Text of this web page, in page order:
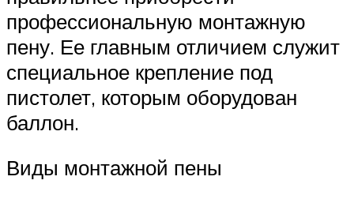
профессиональную монтажную
пену. Ее главным отличием служит
специальное крепление под
пистолет, которым оборудован
баллон.
Виды монтажной пены